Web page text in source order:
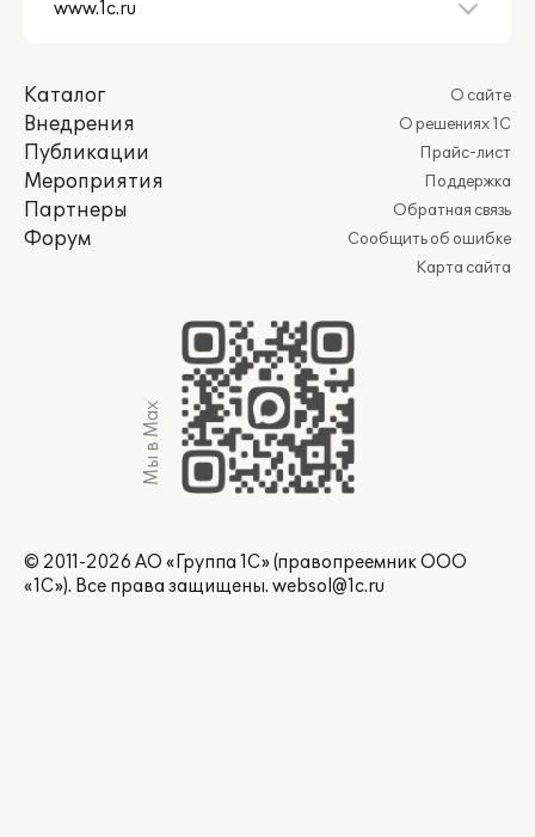
Каталог
Внедрения
Публикации
Мероприятия
Партнеры
Форум
О сайте
О решениях 1С
Прайс-лист
Поддержка
Обратная связь
Сообщить об ошибке
Карта сайта
Мы в Max
© 2011-2026 АО «Группа 1С» (правопреемник ООО
«1С»). Все права защищены. websol@1c.ru